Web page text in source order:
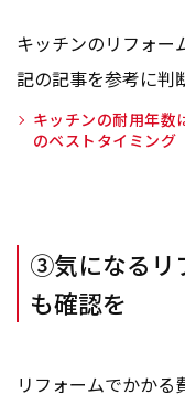
キッチンのリフォー
記の記事を参考に判
キッチンの耐用年数
のベストタイミング
③気になるリ
も確認を
リフォームでかかる